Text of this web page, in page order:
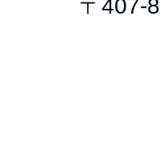
〒407-